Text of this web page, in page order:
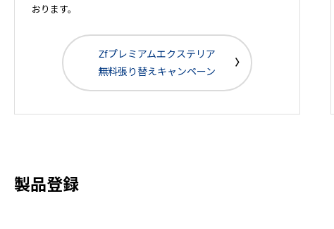
おります。
Zfプレミアムエクステリア
無料張り替えキャンペーン
製品登録